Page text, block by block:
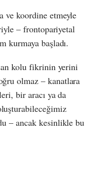
ve koordine etmeyle
– frontopariyetal
kurmaya başladı.
kolu fikrinin yerini
olmaz – kanatlara
bir aracı ya da
– ancak kesinlikle bu